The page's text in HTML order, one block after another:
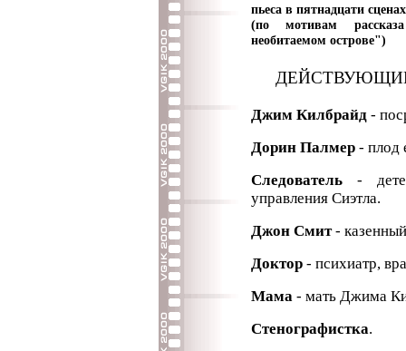
пьеса в пятнадцати
(по мотивам
необитаемом острове")
Джим Килбрайд -
Дорин Палмер - плод
Следователь -
управления Сиэтла.
Джон Смит-
Доктор - психиатр,
Мама - мать Джима
Стенографистка.